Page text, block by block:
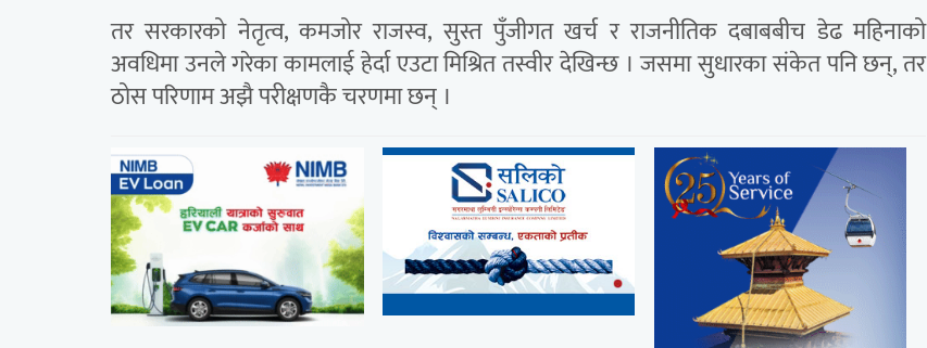
तर सरकारको नेतृत्व, कमजोर राजस्व, सुस्त पुँजीगत खर्च र राजनीतिक दबाबबीच डेढ महिनाको
अवधिमा उनले गरेका कामलाई हेर्दा एउटा मिश्रित तस्वीर देखिन्छ । जसमा सुधारका संकेत पनि छन्, तर
ठोस परिणाम अझै परीक्षणकै चरणमा छन् ।